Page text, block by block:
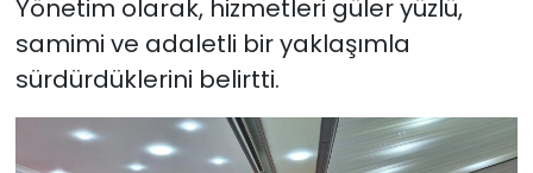
Yönetim olarak, hizmetleri güler yüzlü,
samimi ve adaletli bir yaklaşımla
sürdürdüklerini belirtti.